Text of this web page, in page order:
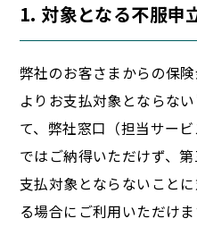
1. 対象となる不服申
弊社のお客さまからの保
よりお支払対象とならな
て、弊社窓口（担当サー
ではご納得いただけず、
支払対象とならないこと
る場合にご利用いただけま